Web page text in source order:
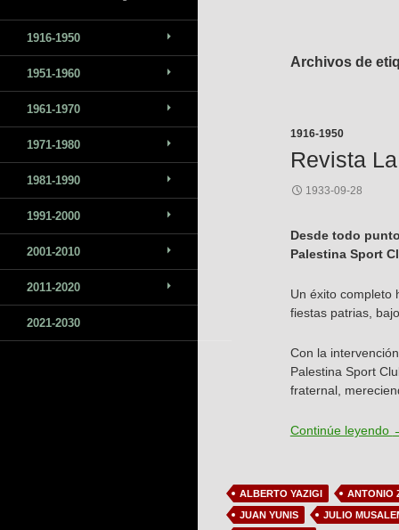
Archivos de
1916-1950
Revista
1933-09-28
Desde todo
Palestina Sport
Un éxito completo
fiestas patrias,
Con la
Palestina Sport
fraternal,
Continúe leyendo
ALBERTO YAZIGI ANTONIO
JUAN YUNIS
JULIO
1916-1950
1951-1960
1961-1970
1971-1980
1981-1990
1991-2000
2001-2010
2011-2020
2021-2030